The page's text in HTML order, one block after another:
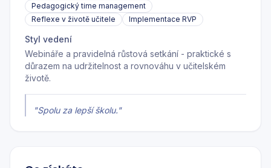
Pedagogický time management
Reflexe v životě učitele
Implementace RVP
Styl vedení
Webináře a pravidelná růstová setkání - praktické s
důrazem na udržitelnost a rovnováhu v učitelském
životě.
"Spolu za lepší školu."